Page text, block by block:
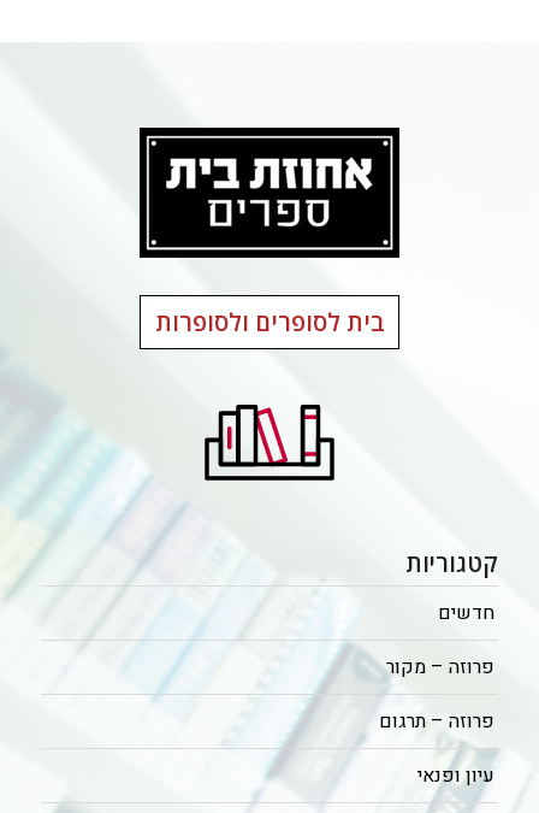
בית לסופרים ולסופרות
קטגוריות
חדשים
פרוזה – מקור
פרוזה – תרגום
עיון ופנאי